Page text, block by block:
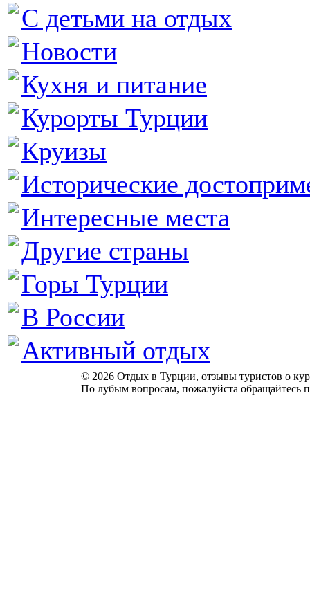
С детьми на отдых
Новости
Кухня и питание
Курорты Турции
Круизы
Исторические
Интересные места
Другие страны
Горы Турции
В России
Активный отдых
© 2026 Отдых в Турции, отзывы туристов о
По лубым вопросам, пожалуйста обращайтесь